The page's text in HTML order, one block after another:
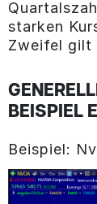
starken
Zweifel gilt
BEISPIEL
Beispiel: